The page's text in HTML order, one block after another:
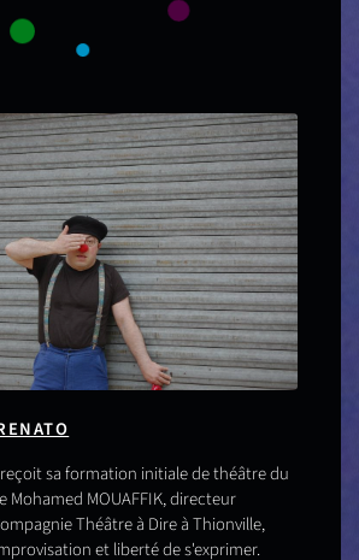
sa formation initiale de théâtre du
Mohamed MOUAFFIK, directeur
Théâtre à Dire à Thionville,
et liberté de s'exprimer.